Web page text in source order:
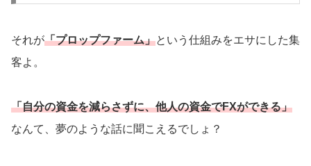
それが「プロップファーム」という仕組みをエサにした集
客よ。
「自分の資金を減らさずに、他人の資金でFXができる」
なんて、夢のような話に聞こえるでしょ？